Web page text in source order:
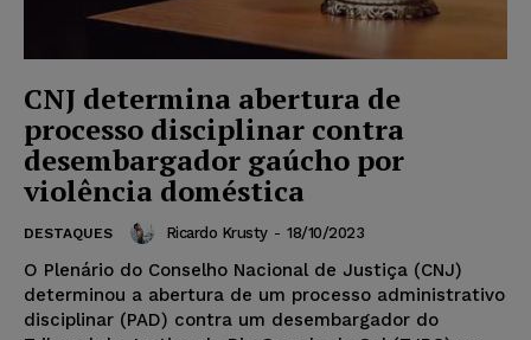
CNJ determina abertura de
processo disciplinar contra
desembargador gaúcho por
violência doméstica
DESTAQUES Ricardo Krusty - 18/10/2023
O Plenário do Conselho Nacional de Justiça (CNJ)
determinou a abertura de um processo administrativo
disciplinar (PAD) contra um desembargador do